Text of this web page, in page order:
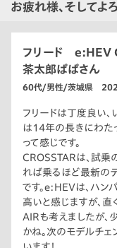
お疲れ様、そしてよろ
フリード e:HEV
茶太郎ぱぱさん
60代/男性/茨城県
フリードは丁度良い、
は14年の長きにわた
って感じです。
CROSSTARは、試乗
れば乗るほど最新の
です。e:HEVは、ハン
高いと感じますが、直
AIRも考えましたが、
かね。次のモデルチェ